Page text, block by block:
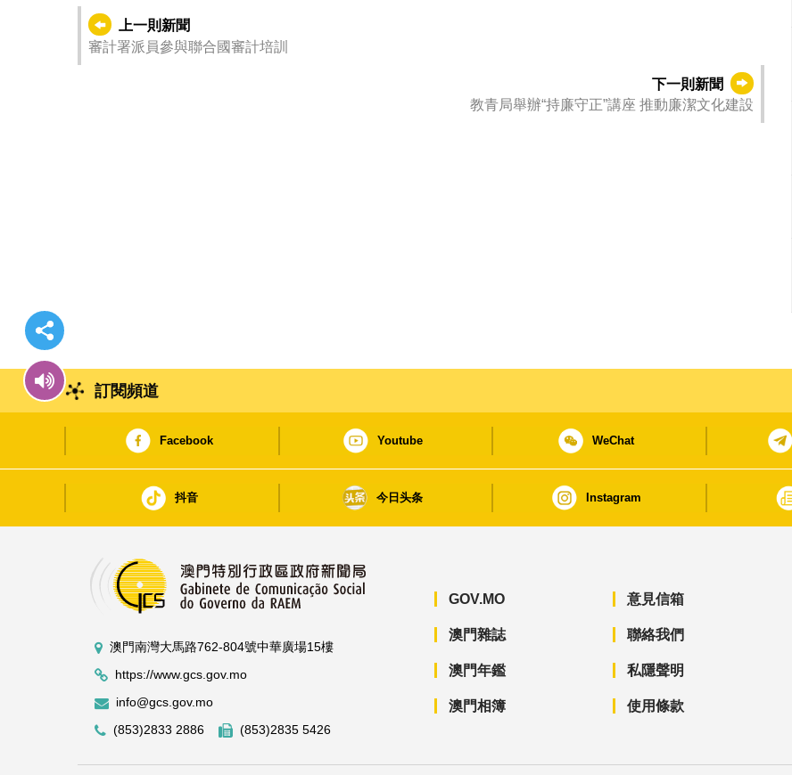
上一則新聞
審計署派員參與聯合國審計培訓
下一則新聞
教青局舉辦“持廉守正”講座 推動廉潔文化建設
訂閱頻道
Facebook Youtube WeChat
抖音 今日头条 Instagram
澳門南灣大馬路762-804號中華廣場15樓
https://www.gcs.gov.mo
info@gcs.gov.mo
(853)2833 2886
(853)2835 5426
GOV.MO
澳門雜誌
澳門年鑑
澳門相簿
意見信箱
聯絡我們
私隱聲明
使用條款